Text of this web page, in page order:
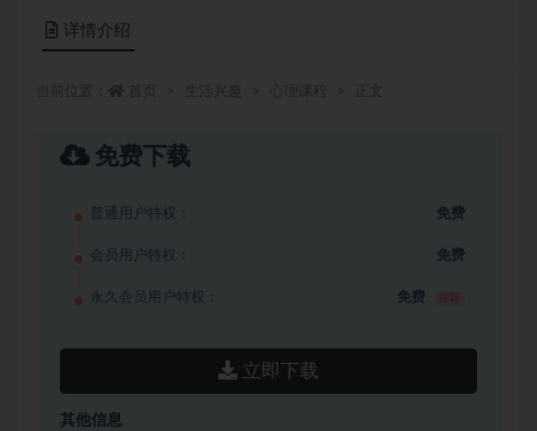
详情介绍
免费下载
普通用户特权： 免费
会员用户特权： 免费
永久会员用户特权： 免费
立即下载
其他信息